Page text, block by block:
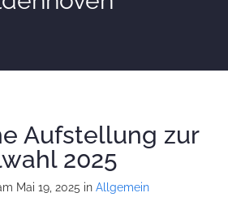
Aufstellung zur
2025
Mai 19, 2025 in Allgemein